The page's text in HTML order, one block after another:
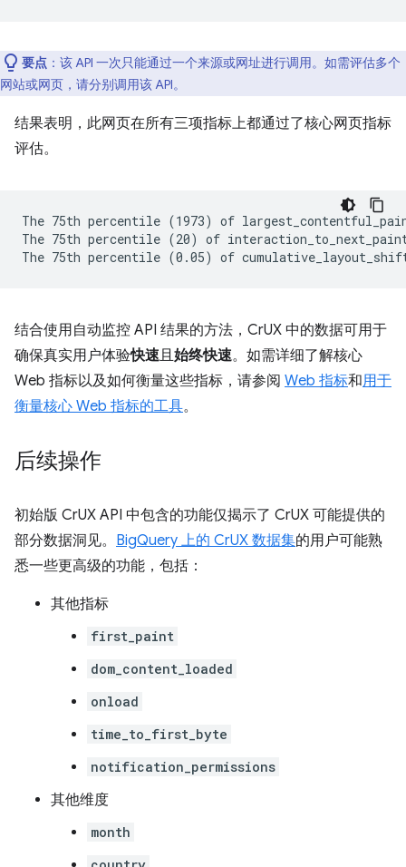
要点 ：该 API 一次只能通过一个来源或网址进行调用。如需评估多个
网站或网页，请分别调用该 API。
结果表明，此网页在所有三项指标上都通过了核心网页指标
评估。
The 75th percentile (1973) of
The 75th percentile (20) of
结合使用自动监控 API 结果的方法，CrUX 中的数据可用于
确保真实用户体验快速且 始终快速。如需详细了解核心
Web 指标以及如何衡量这些指标，请参阅 Web 指标和用于
衡量核心 Web 指标的工具。
后续操作
初始版 CrUX API 中包含的功能仅揭示了 CrUX 可能提供的
部分数据洞见。 BigQuery 上的 CrUX 数据集的用户可能熟
悉一些更高级的功能，包括：
其他指标
first_paint
dom_content_loaded
onload
time_to_first_byte
notification_permissions
其他维度
month